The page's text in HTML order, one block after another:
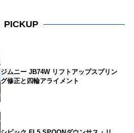
PICKUP
ジムニー JB74W リフトアップスプリン
グ修正と四輪アライメント